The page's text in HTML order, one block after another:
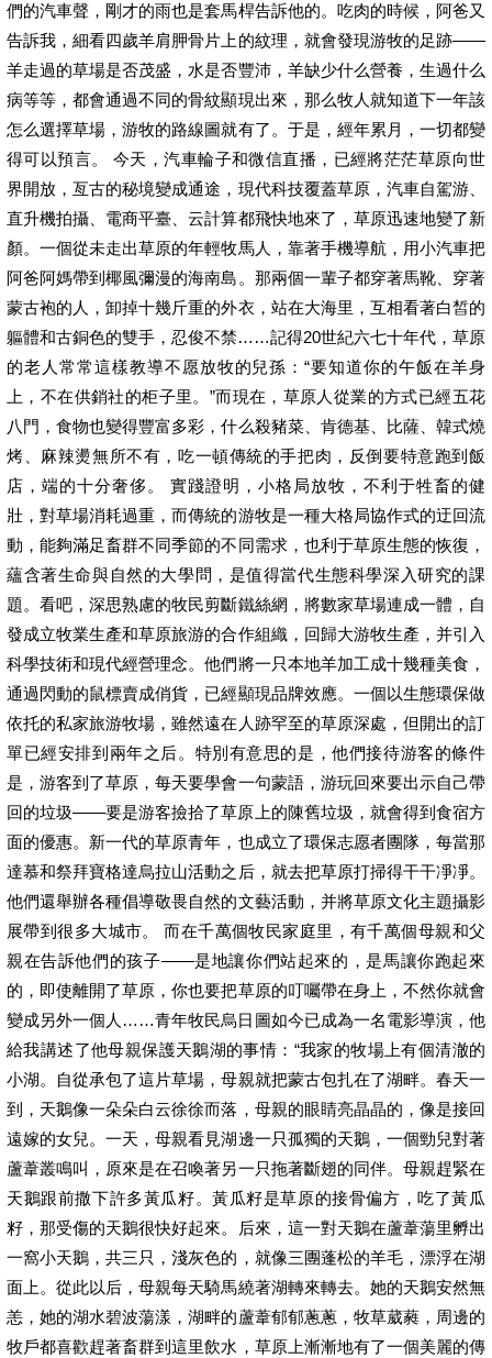
們的汽車聲，剛才的雨也是套馬桿告訴他的。吃肉的時候，阿爸又
告訴我，細看四歲羊肩胛骨片上的紋理，就會發現游牧的足跡——
羊走過的草場是否茂盛，水是否豐沛，羊缺少什么營養，生過什么
病等等，都會通過不同的骨紋顯現出來，那么牧人就知道下一年該
怎么選擇草場，游牧的路線圖就有了。于是，經年累月，一切都變
得可以預言。 今天，汽車輪子和微信直播，已經將茫茫草原向世
界開放，亙古的秘境變成通途，現代科技覆蓋草原，汽車自駕游、
直升機拍攝、電商平臺、云計算都飛快地來了，草原迅速地變了新
顏。一個從未走出草原的年輕牧馬人，靠著手機導航，用小汽車把
阿爸阿媽帶到椰風彌漫的海南島。那兩個一輩子都穿著馬靴、穿著
蒙古袍的人，卸掉十幾斤重的外衣，站在大海里，互相看著白皙的
軀體和古銅色的雙手，忍俊不禁……記得20世紀六七十年代，草原
的老人常常這樣教導不愿放牧的兒孫：“要知道你的午飯在羊身
上，不在供銷社的柜子里。”而現在，草原人從業的方式已經五花
八門，食物也變得豐富多彩，什么殺豬菜、肯德基、比薩、韓式燒
烤、麻辣燙無所不有，吃一頓傳統的手把肉，反倒要特意跑到飯
店，端的十分奢侈。 實踐證明，小格局放牧，不利于牲畜的健
壯，對草場消耗過重，而傳統的游牧是一種大格局協作式的迂回流
動，能夠滿足畜群不同季節的不同需求，也利于草原生態的恢復，
蘊含著生命與自然的大學問，是值得當代生態科學深入研究的課
題。看吧，深思熟慮的牧民剪斷鐵絲網，將數家草場連成一體，自
發成立牧業生產和草原旅游的合作組織，回歸大游牧生產，并引入
科學技術和現代經營理念。他們將一只本地羊加工成十幾種美食，
通過閃動的鼠標賣成俏貨，已經顯現品牌效應。一個以生態環保做
依托的私家旅游牧場，雖然遠在人跡罕至的草原深處，但開出的訂
單已經安排到兩年之后。特別有意思的是，他們接待游客的條件
是，游客到了草原，每天要學會一句蒙語，游玩回來要出示自己帶
回的垃圾——要是游客撿拾了草原上的陳舊垃圾，就會得到食宿方
面的優惠。新一代的草原青年，也成立了環保志愿者團隊，每當那
達慕和祭拜寶格達烏拉山活動之后，就去把草原打掃得干干凈凈。
他們還舉辦各種倡導敬畏自然的文藝活動，并將草原文化主題攝影
展帶到很多大城市。 而在千萬個牧民家庭里，有千萬個母親和父
親在告訴他們的孩子——是地讓你們站起來的，是馬讓你跑起來
的，即使離開了草原，你也要把草原的叮囑帶在身上，不然你就會
變成另外一個人……青年牧民烏日圖如今已成為一名電影導演，他
給我講述了他母親保護天鵝湖的事情：“我家的牧場上有個清澈的
小湖。自從承包了這片草場，母親就把蒙古包扎在了湖畔。春天一
到，天鵝像一朵朵白云徐徐而落，母親的眼睛亮晶晶的，像是接回
遠嫁的女兒。一天，母親看見湖邊一只孤獨的天鵝，一個勁兒對著
蘆葦叢鳴叫，原來是在召喚著另一只拖著斷翅的同伴。母親趕緊在
天鵝跟前撒下許多黃瓜籽。黃瓜籽是草原的接骨偏方，吃了黃瓜
籽，那受傷的天鵝很快好起來。后來，這一對天鵝在蘆葦蕩里孵出
一窩小天鵝，共三只，淺灰色的，就像三團蓬松的羊毛，漂浮在湖
面上。從此以后，母親每天騎馬繞著湖轉來轉去。她的天鵝安然無
恙，她的湖水碧波蕩漾，湖畔的蘆葦郁郁蔥蔥，牧草葳蕤，周邊的
牧戶都喜歡趕著畜群到這里飲水，草原上漸漸地有了一個美麗的傳